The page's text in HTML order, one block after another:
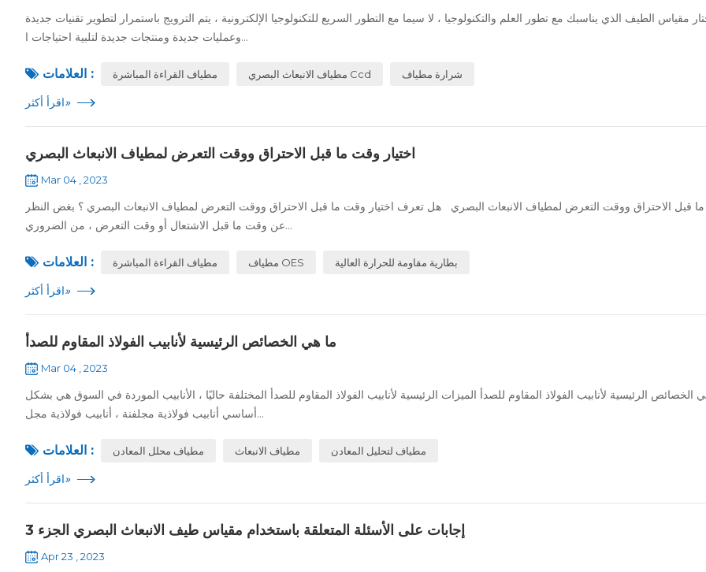
مقياس الطيف الذي يناسبك مع تطور العلم والتكنولوجيا ، لا سيما مع التطور السريع للتكنولوجيا الإلكترونية ، يتم الترويج باستمرار لتطوير تقنيات جديدة
وعمليات جديدة ومنتجات جديدة لتلبية احتياجات ا...
العلامات : مطياف القراءة المباشرة مطياف الانبعاث البصري Ccd شرارة مطياف
اقرأ أكثر»
اختيار وقت ما قبل الاحتراق ووقت التعرض لمطياف الانبعاث البصري
Mar 04 , 2023
ما قبل الاحتراق ووقت التعرض لمطياف الانبعاث البصري هل تعرف اختيار وقت ما قبل الاحتراق ووقت التعرض لمطياف الانبعاث البصري ؟ بغض النظر
عن وقت ما قبل الاشتعال أو وقت التعرض ، من الضروري...
العلامات : مطياف القراءة المباشرة مطياف OES بطارية مقاومة للحرارة العالية
اقرأ أكثر»
ما هي الخصائص الرئيسية لأنابيب الفولاذ المقاوم للصدأ
Mar 04 , 2023
الخصائص الرئيسية لأنابيب الفولاذ المقاوم للصدأ الميزات الرئيسية لأنابيب الفولاذ المقاوم للصدأ المختلفة حاليًا ، الأنابيب الموردة في السوق هي بشكل
أساسي أنابيب فولاذية مجلفنة ، أنابيب فولاذية مجل...
العلامات : مطياف محلل المعادن مطياف الانبعاث مطياف لتحليل المعادن
اقرأ أكثر»
إجابات على الأسئلة المتعلقة باستخدام مقياس طيف الانبعاث البصري الجزء 3
Apr 23 , 2023